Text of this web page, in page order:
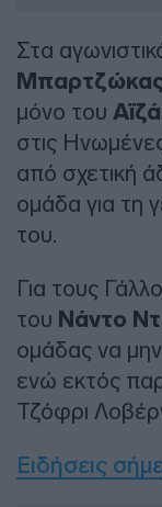
Στα
μόνο του
στις
από σχετική
ομάδα για τη
του.
Για τους
του Νάντο
ομάδας να μην
ενώ εκτός
Τζόφρι
Ειδήσεις